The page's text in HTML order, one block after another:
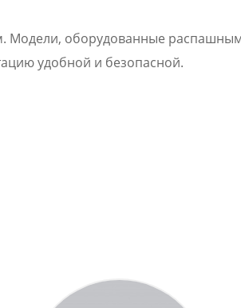
Модели, оборудованные
удобной и безопасной.